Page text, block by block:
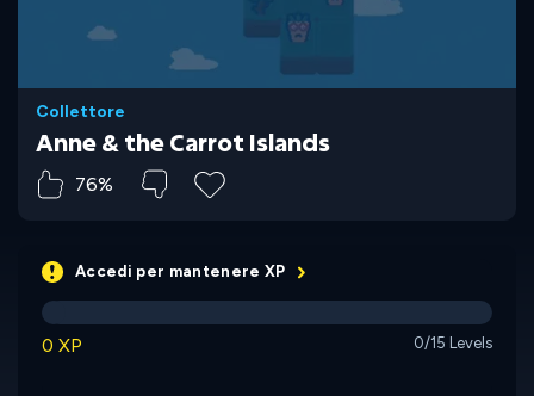
Collettore
Anne & the Carrot Islands
76%
Accedi per mantenere XP
0 XP 0/15 Levels